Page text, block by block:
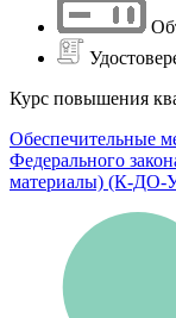
Курс повышения
Обеспечительные
Федерального
материалы) (К-